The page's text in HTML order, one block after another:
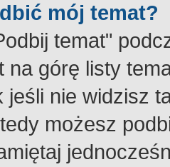
mój temat?
temat"
na górę listy
nie widzisz
możesz